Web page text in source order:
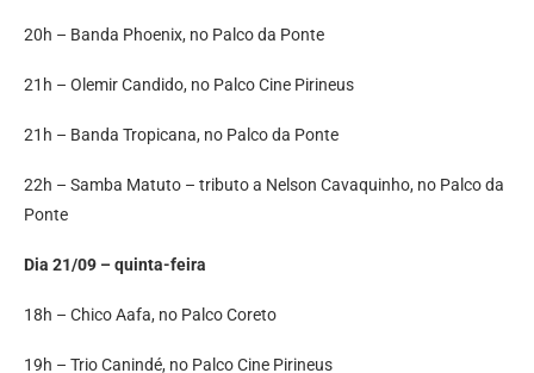
20h – Banda Phoenix, no Palco da Ponte
21h – Olemir Candido, no Palco Cine Pirineus
21h – Banda Tropicana, no Palco da Ponte
22h – Samba Matuto – tributo a Nelson Cavaquinho, no Palco da
Ponte‌
Dia 21/09 – quinta-feira
18h – Chico Aafa, no Palco Coreto
19h – Trio Canindé, no Palco Cine Pirineus